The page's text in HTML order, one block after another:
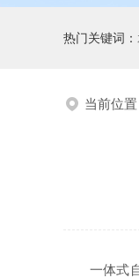
热门关键词：
当前位置
一体式